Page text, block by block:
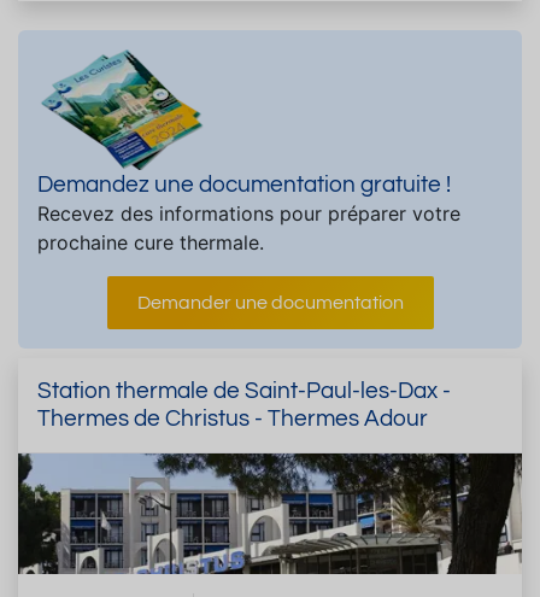
Demandez une documentation gratuite !
Recevez des informations pour préparer votre
prochaine cure thermale.
Demander une documentation
Station thermale de Saint-Paul-les-Dax -
Thermes de Christus - Thermes Adour